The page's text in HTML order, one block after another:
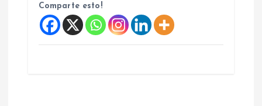
Comparte esto!